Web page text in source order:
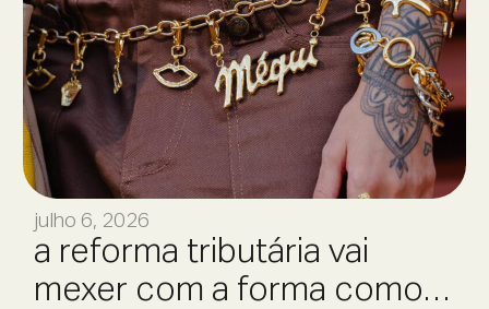
julho 6, 2026
a reforma tributária vai
mexer com a forma como